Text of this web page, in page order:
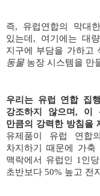
즉, 유럽연합의 막대
있는데, 여기에는 대
지구에 부담을 가하고
동물농장 시스템을 만
우리는 유럽 연합 집
강조하지 않으며, 이
만큼의 강력한 방침을
유제품이 유럽 연합
차지하기 때문에 가
맥락에서 유럽인 1 인
초반보다 50% 높고 전